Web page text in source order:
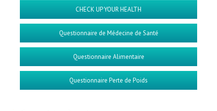
CHECK UP YOUR HEALTH
Questionnaire de Médecine de Santé
Questionnaire Alimentaire
Questionnaire Perte de Poids